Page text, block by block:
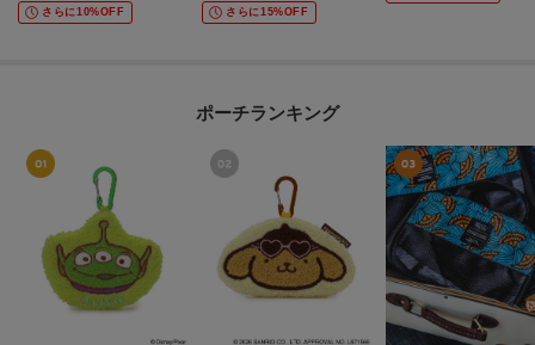
さらに10%OFF さらに15%OFF
ポーチランキング